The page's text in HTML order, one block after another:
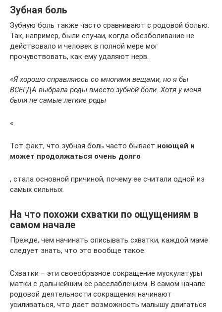
Зубная боль
Зубную боль также часто сравнивают с родовой болью.
Так, например, были случаи, когда обезболивание не
действовало и человек в полной мере мог
прочувствовать, как ему удаляют нерв.
«Я хорошо справляюсь со многими вещами, но я бы
ВСЕГДА выбрала роды вместо зубной боли. Хотя у меня
были не самые легкие роды
«.
Тот факт, что зубная боль часто бывает ноющей и
может продолжаться очень долго
, стала основной причиной, почему ее считали одной из
самых сильных.
На что похожи схватки по ощущениям в
самом начале
Прежде, чем начинать описывать схватки, каждой маме
следует знать, что это вообще такое.
Схватки – эти своеобразное сокращение мускулатуры
матки с дальнейшим ее расслаблением. В самом начале
родовой деятельности сокращения начинают
усиливаться, что дает возможность малышу двигаться